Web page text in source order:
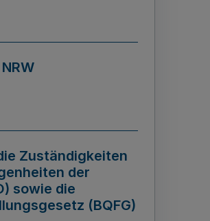
Zuständigkeiten
der
sowie die
(BQFG)